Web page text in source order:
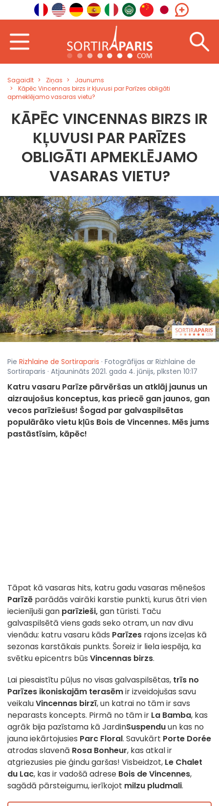
Sagaidīt Ziņas
Jaunums
Kāpēc Vincennas birzs ir kļuvusi par Parīzes obligāti
apmeklējamo vasaras vietu?
KĀPĒC VINCENNAS BIRZS IR
KĻUVUSI PAR PARĪZES
OBLIGĀTI APMEKLĒJAMO
VASARAS VIETU?
Pie Rizhlaine de Sortiraparis · Fotogrāfijas ar Rizhlaine de
Sortiraparis · Atjaunināts 2021. gada 4. jūnijs, plksten 10:17
Katru vasaru Parīze pārvēršas un atklāj jaunus un
aizraujošus konceptus, kas priecē gan jaunos, gan
vecos parīziešus! Šogad par galvaspilsētas
populārāko vietu kļūs Bois de Vincennes. Mēs jums
pastāstīsim, kāpēc!
Tāpat kā vasaras hits, katru gadu vasaras mēnešos
Parīzē parādās vairāki karstie punkti, kurus ātri vien
iecienījuši gan parīzieši,gan tūristi. Taču
galvaspilsētā viens gads seko otram, un nav divu
vienādu: katru vasaru kāds Parīzes rajons izceļas kā
sezonas karstākais punkts. Šoreiz ir liela iespēja, ka
svētku epicentrs būs Vincennas birzs.
Lai piesaistītu pūļus no visas galvaspilsētas, trīs no
Parīzes ikoniskajām terasēmir izveidojušas savu
veikaluVincennas birzī, un katrai no tām ir savs
neparasts koncepts. Pirmā no tām ir La Bamba, kas
agrāk bija pazīstama kā JardinSuspenduun kas no
jauna iekārtojusies Parc Floral. Savukārt Porte Dorée
atrodas slavenā Rosa Bonheur, kas atkal ir
atgriezusies pie ģindu garšas! Visbeidzot, Le Chalet
du Lac, kas ir vadošā adrese Bois de Vincennes,
sagādā pārsteigumu, ierīkojot milzu pludmali.